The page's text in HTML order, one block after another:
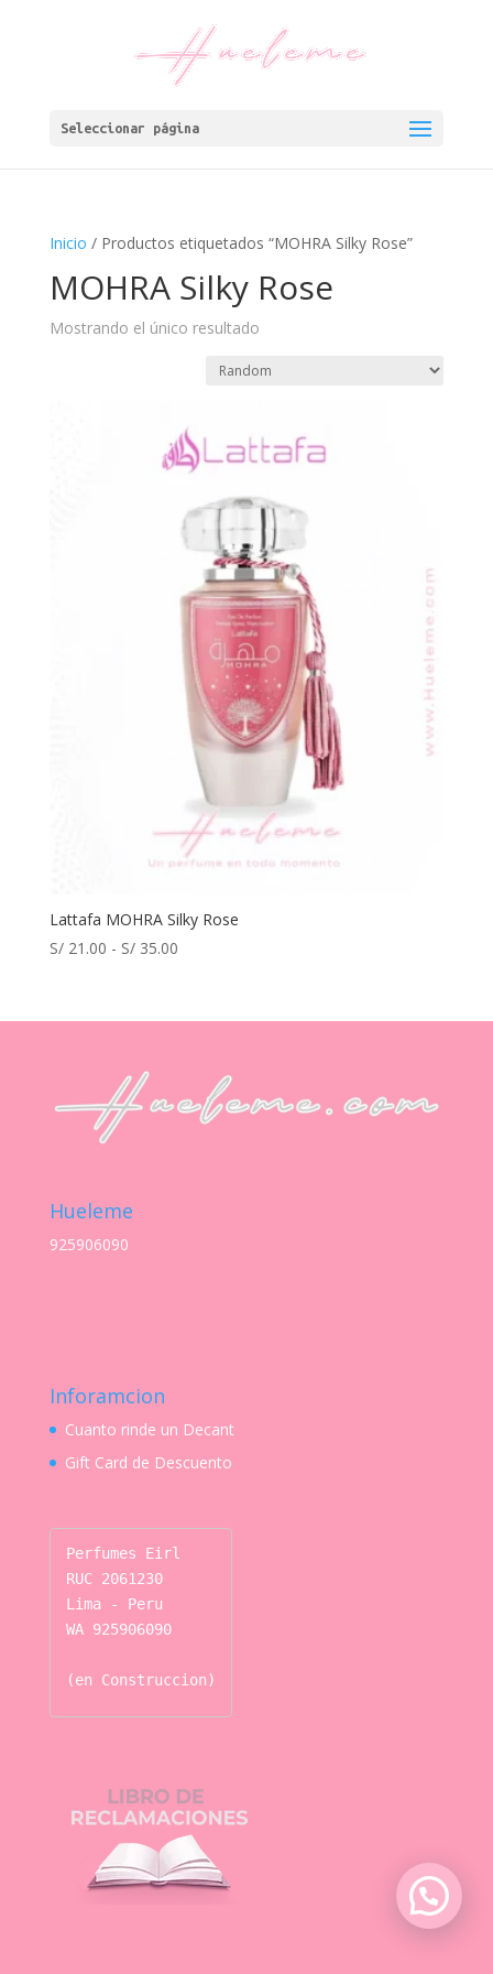
Seleccionar página
Inicio / Productos etiquetados “MOHRA Silky Rose”
MOHRA Silky Rose
Mostrando el único resultado
Lattafa MOHRA Silky Rose
S/21.00 - S/35.00Rango
desde
S/ 35.00
Hueleme
925906090
Inforamcion
Cuanto rinde un Decant
Gift Card de Descuento
Perfumes Eirl
RUC 2061230
Lima - Peru
WA 925906090
(en Construccion)